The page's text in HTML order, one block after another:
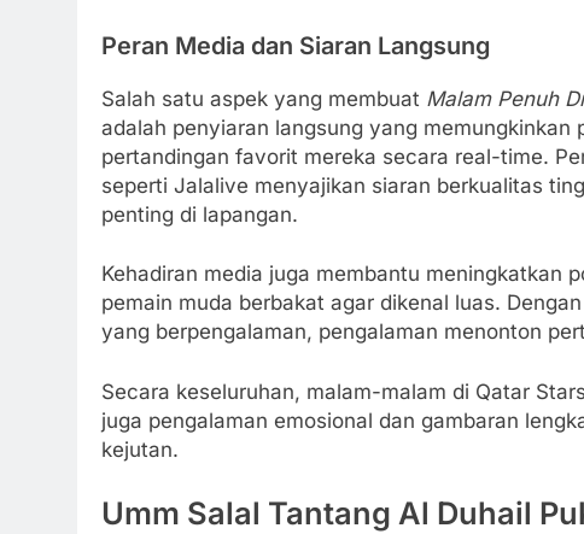
Peran Media dan Siaran Langsung
Salah satu aspek yang membuat Malam Penuh
adalah penyiaran langsung yang memungkinkan
pertandingan favorit mereka secara real-time.
seperti Jalalive menyajikan siaran berkualitas
penting di lapangan.
Kehadiran media juga membantu meningkatkan
pemain muda berbakat agar dikenal luas.
yang berpengalaman, pengalaman menonton
Secara keseluruhan, malam-malam di Qatar
juga pengalaman emosional dan gambaran
kejutan.
Umm Salal Tantang Al Duhail